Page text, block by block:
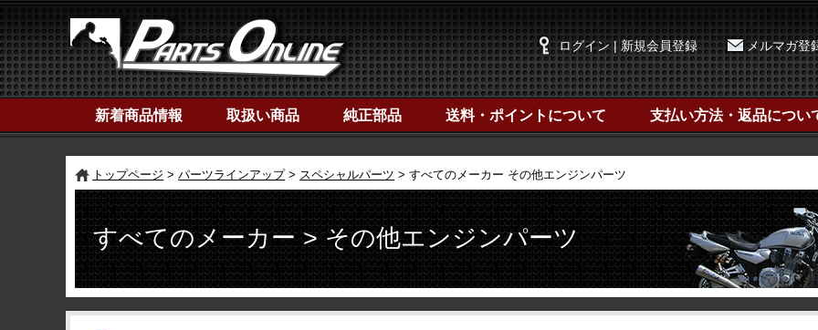
ログイン | 新規会員登録 メルマガ登
新着商品情報 取扱い商品 純正部品 送料・ポイントについて 支払い方法・返品につい
トップページ パーツラインアップ スペシャルパーツ すべてのメーカー その他エンジンパーツ
すべてのメーカー > その他エンジンパーツ